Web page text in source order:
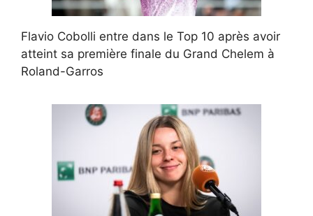
Flavio Cobolli entre dans le Top 10 après avoir
atteint sa première finale du Grand Chelem à
Roland-Garros